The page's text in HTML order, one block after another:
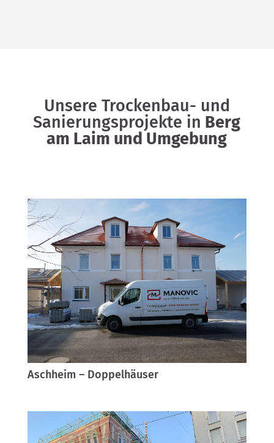
Unsere Trockenbau- und
Sanierungsprojekte in Berg
am Laim und Umgebung
Aschheim – Doppelhäuser